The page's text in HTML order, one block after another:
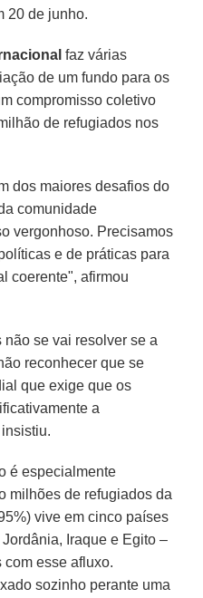
20 de junho.
faz várias
de um fundo para os
compromisso coletivo
de refugiados nos
dos maiores desafios do
comunidade
vergonhoso. Precisamos
e de práticas para
coerente", afirmou
se vai resolver se a
reconhecer que se
que exige que os
a
é especialmente
milhões de refugiados da
vive em cinco países
Iraque e Egito –
esse afluxo.
sozinho perante uma